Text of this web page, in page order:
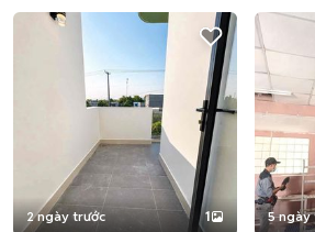
2 ngày trước 1 5 ngày